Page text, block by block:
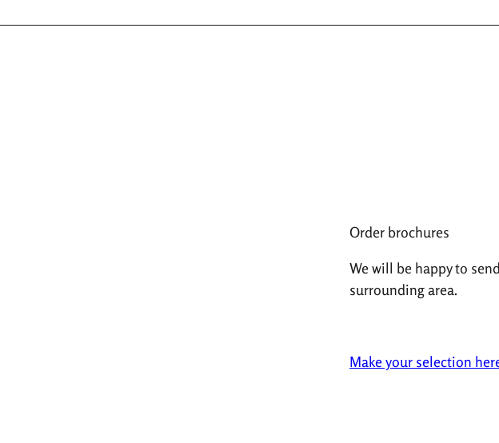
Order brochures
We will be happy to
surrounding area.
Make your selection